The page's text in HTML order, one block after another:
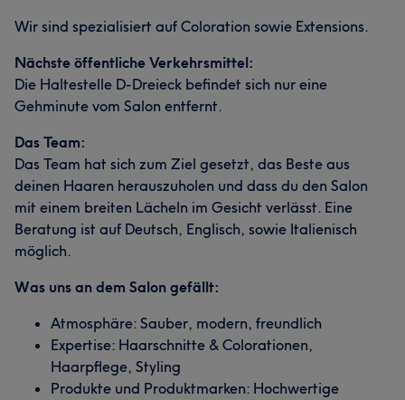
Wir sind spezialisiert auf Coloration sowie Extensions.
Nächste öffentliche Verkehrsmittel:
Die Haltestelle D-Dreieck befindet sich nur eine
Gehminute vom Salon entfernt.
Das Team:
Das Team hat sich zum Ziel gesetzt, das Beste aus
deinen Haaren herauszuholen und dass du den Salon
mit einem breiten Lächeln im Gesicht verlässt. Eine
Beratung ist auf Deutsch, Englisch, sowie Italienisch
möglich.
Was uns an dem Salon gefällt:
Atmosphäre: Sauber, modern, freundlich
Expertise: Haarschnitte & Colorationen,
Haarpflege, Styling
Produkte und Produktmarken: Hochwertige